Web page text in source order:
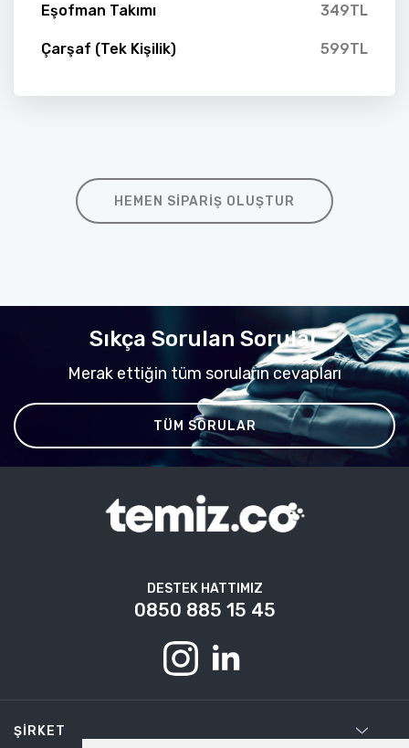
Eşofman Takımı 349TL
Çarşaf (Tek Kişilik) 599TL
HEMEN SIPARIŞ OLUŞTUR
Sıkça Sorulan Sorular
Merak ettiğin tüm soruların cevapları
TÜM SORULAR
DESTEK HATTIMIZ
0850 885 15 45
ŞIRKET